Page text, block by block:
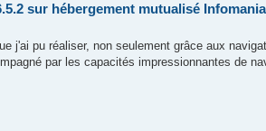
sur hébergement mutualisé
j'ai pu réaliser, non seulement grâce aux
par les capacités impressionnantes de